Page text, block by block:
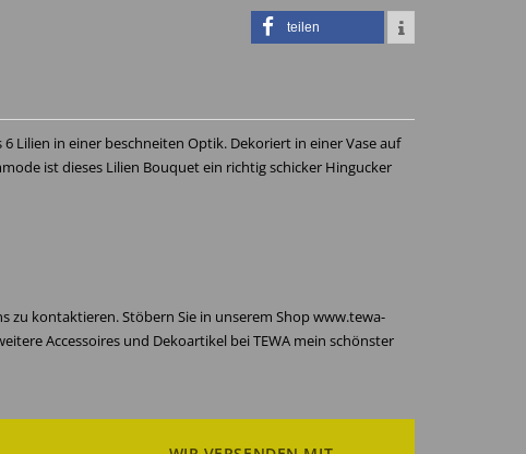
teilen
Lilien in einer beschneiten Optik. Dekoriert in einer Vase auf
ist dieses Lilien Bouquet ein richtig schicker Hingucker
zu kontaktieren. Stöbern Sie in unserem Shop www.tewa-
Accessoires und Dekoartikel bei TEWA mein schönster